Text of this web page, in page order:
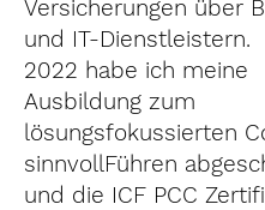
Versicherungen über
und IT-Dienstleistern.
2022 habe ich meine
Ausbildung zum
lösungsfokussierten
sinnvollFühren
und die ICF PCC